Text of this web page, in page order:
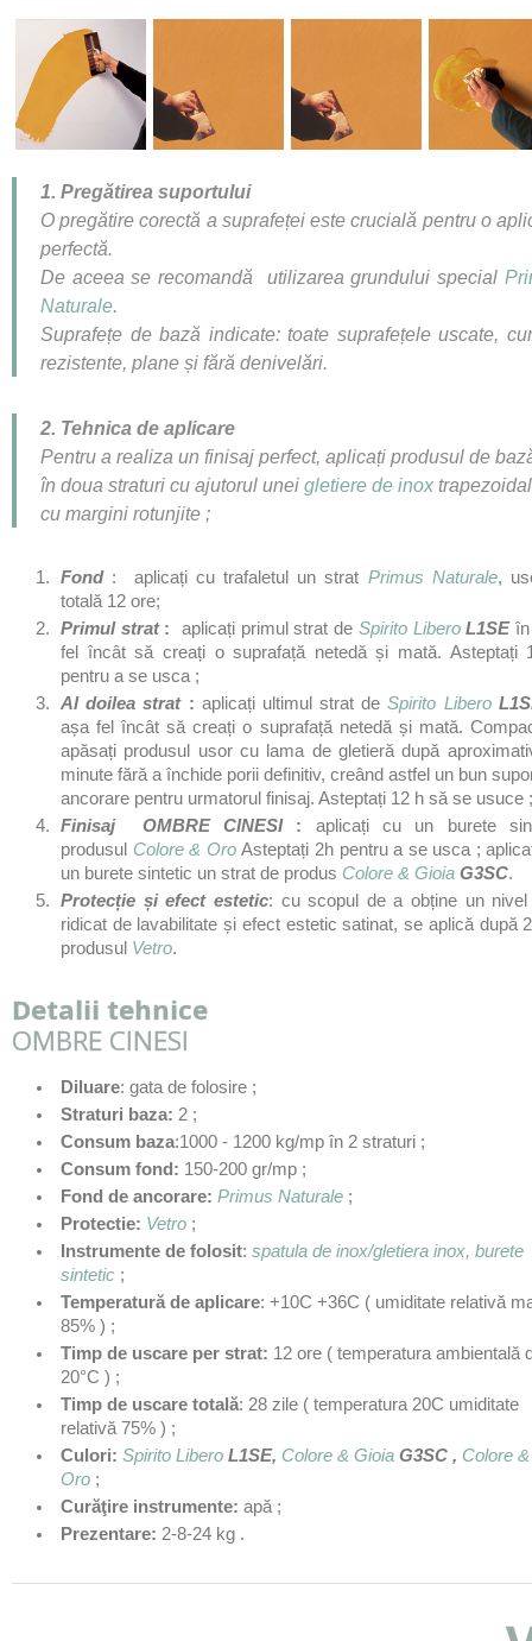
1. Pregătirea suportului
O pregătire corectă a suprafeței este crucială pentru o
perfectă.
De aceea se recomandă utilizarea grundului special
Naturale.
Suprafețe de bază indicate: toate suprafețele uscate,
rezistente, plane și fără denivelări.
2. Tehnica de aplicare
Pentru a realiza un finisaj perfect, aplicați produsul de
în doua straturi cu ajutorul unei gletiere de inox
cu margini rotunjite ;
Fond: aplicați cu trafaletul un strat Primus Naturale,
totală 12 ore;
Primul strat : aplicați primul strat de Spirito Libero L1SE
fel încât să creați o suprafață netedă și mată. Asteptați
pentru a se usca ;
Al doilea strat : aplicați ultimul strat deSpirito Libero
așa fel încât să creați o suprafață netedă și mată.
apăsați produsul usor cu lama de gletieră după
minute fără a închide porii definitiv, creând astfel un bun
ancorare pentru urmatorul finisaj. Asteptați 12 h să se usuce ;
Finisaj
OMBRE CINESI : aplicați cu un burete
produsul Colore & OroAsteptați 2h pentru a se usca ;
un burete sintetic un strat de produs Colore & Gioia G3SC.
Protecție și efect estetic: cu scopul de a obține un nivel
ridicat de lavabilitate și efect estetic satinat, se aplică după
produsul Vetro.
Detalii tehnice
OMBRE CINESI
Diluare: gata de folosire ;
Straturi baza: 2 ;
Consum baza:1000 - 1200 kg/mp în 2 straturi ;
Consum fond: 150-200 gr/mp ;
Fond de ancorare: Primus Naturale ;
Protectie: Vetro ;
Instrumente de folosit: spatula de inox/gletiera inox, burete
sintetic ;
Temperatură de aplicare: +10C +36C ( umiditate relativă
85% ) ;
Timp de uscare per strat: 12 ore ( temperatura ambientală
20°C ) ;
Timp de uscare totală: 28 zile ( temperatura 20C umiditate
relativă 75% ) ;
Culori: Spirito Libero L1SE, Colore & Gioia G3SC , Colore &
Oro ;
Curăţire instrumente: apă ;
Prezentare: 2-8-24 kg .